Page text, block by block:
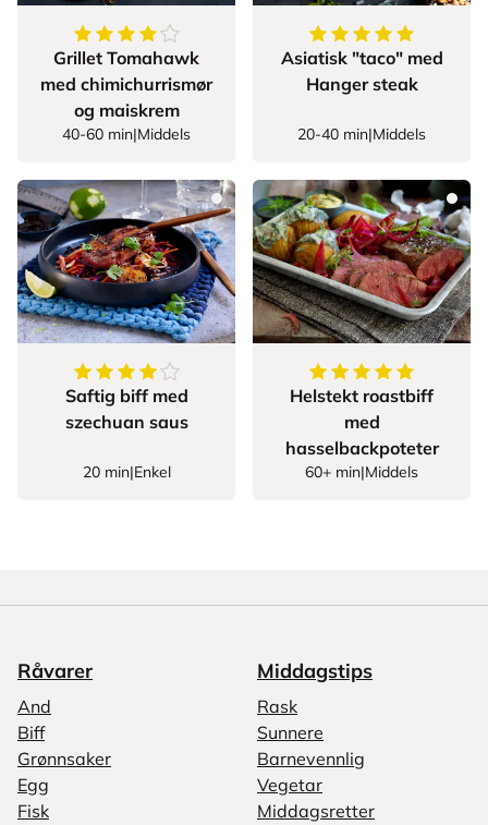
4.5av5 stjerner
Grillet Tomahawk
med chimichurrismør
og maiskrem
40-60 min|Middels
5av5stjerner
Asiatisk "taco" med
Hanger steak
20-40 min|Middels
4.2av5 stjerner
Saftig biff med
szechuan saus
20 min|Enkel
5av5stjerner
Helstekt roastbiff
med
hasselbackpoteter
60+ min|Middels
Råvarer
And
Biff
Grønnsaker
Egg
Fisk
Middagstips
Rask
Sunnere
Barnevennlig
Vegetar
Middagsretter